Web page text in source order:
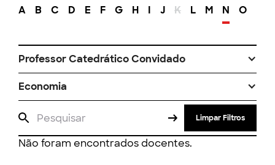
A B C D E F G H I J K L M N O
Professor Catedrático Convidado
Economia
Limpar Filtros
Não foram encontrados docentes.